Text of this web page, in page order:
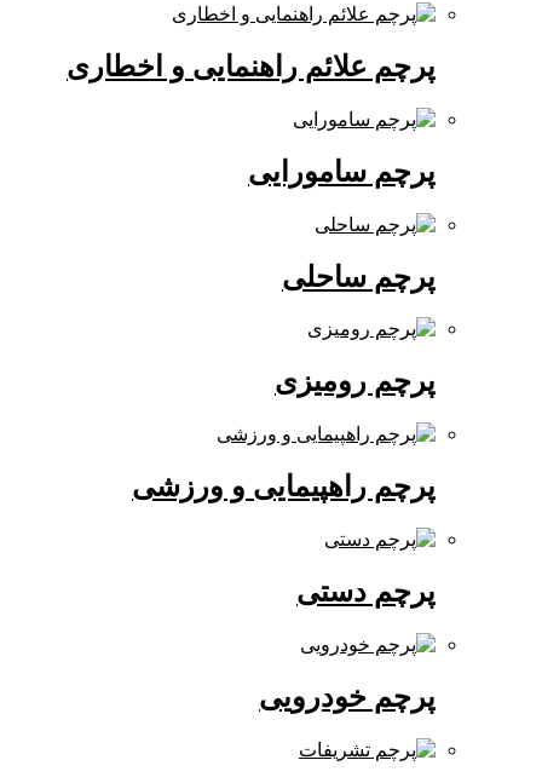
پرچم علائم راهنمایی و اخطاری
پرچم سامورایی
پرچم ساحلی
پرچم رومیزی
پرچم راهپیمایی و ورزشی
پرچم دستی
پرچم خودرویی